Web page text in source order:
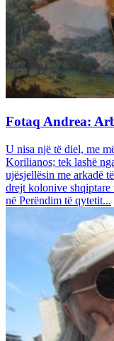
Fotaq Andrea:
U nisa një të diel, me
Korilianos; tek lashë
ujësjellësin me arkadë
drejt kolonive
në Perëndim të qytetit...